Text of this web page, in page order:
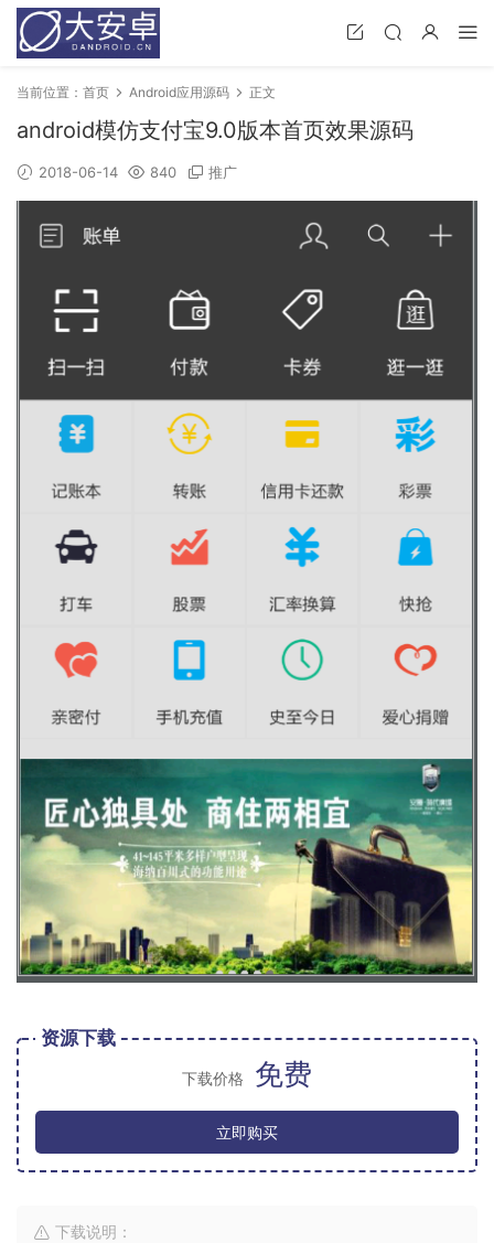
当前位置： 首页 Android应用源码 正文
android模仿支付宝9.0版本首页效果源码
2018-06-14 840 推广
资源下载
下载价格 免费
立即购买
下载说明：